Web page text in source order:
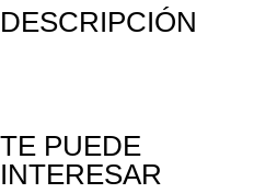
DESCRIPCIÓN
TE PUEDE
INTERESAR